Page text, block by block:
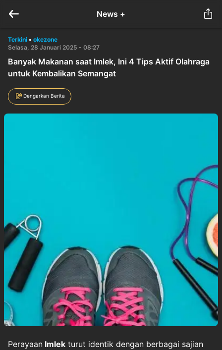
News +
Terkini • okezone
Selasa, 28 Januari 2025 - 08:27
Banyak Makanan saat Imlek, Ini 4 Tips Aktif Olahraga
untuk Kembalikan Semangat
Dengarkan Berita
Perayaan Imlek turut identik dengan berbagai sajian